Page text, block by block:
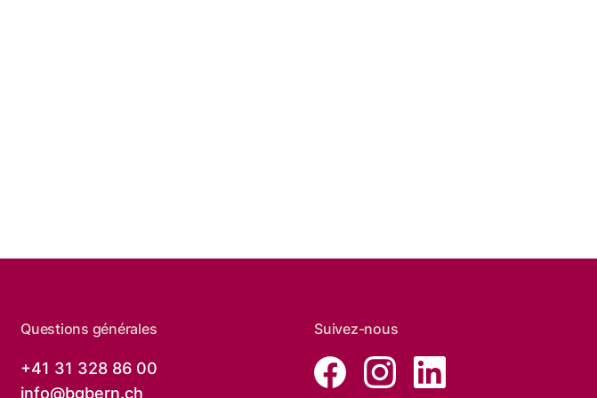
Questions générales
+41 31 328 86 00
info@bgbern.ch
Suivez-nous